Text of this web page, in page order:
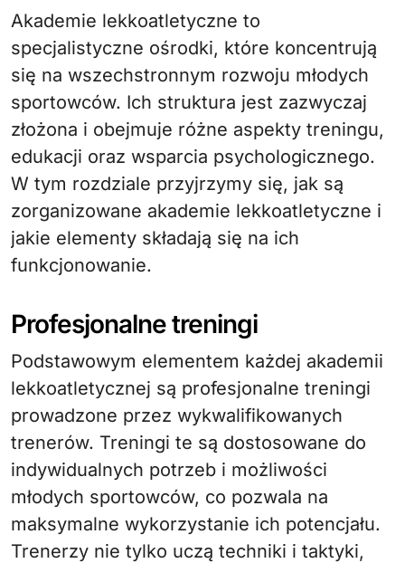
Akademie lekkoatletyczne to
specjalistyczne ośrodki, które koncentrują
się na wszechstronnym rozwoju młodych
sportowców. Ich struktura jest zazwyczaj
złożona i obejmuje różne aspekty treningu,
edukacji oraz wsparcia psychologicznego.
W tym rozdziale przyjrzymy się, jak są
zorganizowane akademie lekkoatletyczne i
jakie elementy składają się na ich
funkcjonowanie.
Profesjonalne treningi
Podstawowym elementem każdej akademii
lekkoatletycznej są profesjonalne treningi
prowadzone przez wykwalifikowanych
trenerów. Treningi te są dostosowane do
indywidualnych potrzeb i możliwości
młodych sportowców, co pozwala na
maksymalne wykorzystanie ich potencjału.
Trenerzy nie tylko uczą techniki i taktyki,